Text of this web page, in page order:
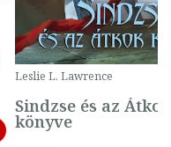
Leslie L. Lawrence
Sindzse és az Átkok
könyve